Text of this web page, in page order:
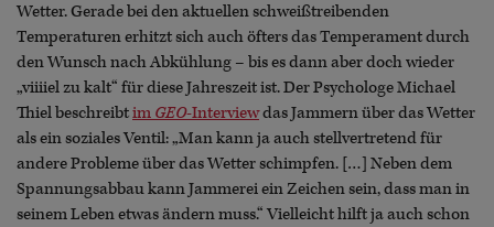
Wetter. Gerade bei den aktuellen schweißtreibenden
Temperaturen erhitzt sich auch öfters das Temperament durch
den Wunsch nach Abkühlung – bis es dann aber doch wieder
„viiiiel zu kalt“ für diese Jahreszeit ist. Der Psychologe Michael
Thiel beschreibtim GEO-Interviewdas Jammern über das Wetter
als ein soziales Ventil: „Man kann ja auch stellvertretend für
andere Probleme über das Wetter schimpfen. […] Neben dem
Spannungsabbau kann Jammerei ein Zeichen sein, dass man in
seinem Leben etwas ändern muss.“ Vielleicht hilft ja auch schon